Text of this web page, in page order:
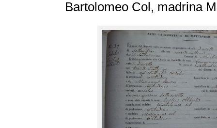
Bartolomeo Col, madrina